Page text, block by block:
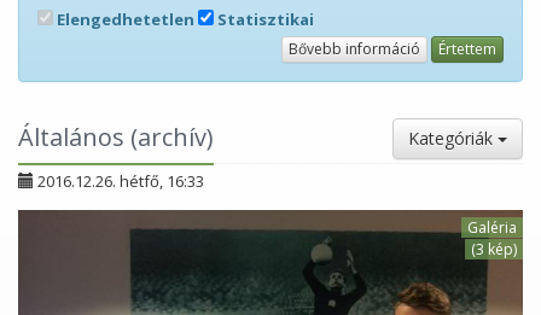
Elengedhetetlen
Statisztikai
Bővebb információ Értettem
Általános (archív) Kategóriák
2016.12.26. hétfő, 16:33
Galéria
(3 kép)